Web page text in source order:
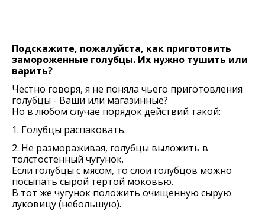
Подскажите, пожалуйста, как приготовить
замороженные голубцы. Их нужно тушить или
варить?
Честно говоря, я не поняла чьего приготовления
голубцы - Ваши или магазинные?
Но в любом случае порядок действий такой:
1. Голубцы распаковать.
2. Не размораживая, голубцы выложить в
толстостенный чугунок.
Если голубцы с мясом, то слои голубцов можно
посыпать сырой тертой моковью.
В тот же чугунок положить очищенную сырую
луковицу (небольшую).